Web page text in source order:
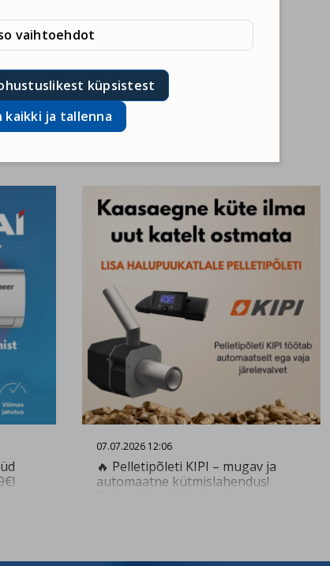
07.07.2026 12:06
🔥 Pelletipõleti KIPI – mugav ja
automaatne kütmislahendus!
vaihtoehdot
ovat välttämättömiä verkkosivuston
mahdollistavat esimerkiksi verkkoliikenteen
Käytämme niitä sinulle räätälöityjen
Käytämme niitä tallentaaksemme
Hyväksyn ja tallenna
küpsistest
kaikki ja tallenna